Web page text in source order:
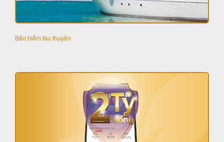
Bảo hiểm tàu thuyền